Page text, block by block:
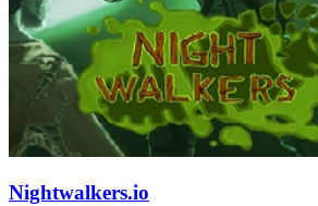
Nightwalkers.io